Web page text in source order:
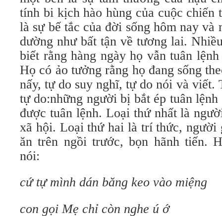
tính bi kịch hào hùng của cuộc chiến
là sự bế tắc của đời sống hôm nay và
dường như bất tận về tương lai.
biết rằng hàng ngày họ vẫn tuân
Họ có ảo tưởng rằng họ đang sống
nấy, tự do suy nghĩ, tự do nói và viết.
tự do:những người bị bắt ép tuân
được tuân lệnh. Loại thứ nhất là
xã hội. Loại thứ hai là trí thức, người
ăn trên ngồi trước, bọn hãnh tiến.
nói:
cứ tự mình dán băng keo vào miệng
con gọi Mẹ chỉ còn nghe ú ớ